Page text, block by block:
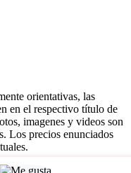
orientativas, las
en el respectivo título de
imagenes y videos son
Los precios enunciados